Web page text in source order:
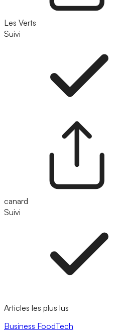
Les Verts
Suivi
canard
Suivi
Articles les plus lus
Business FoodTech